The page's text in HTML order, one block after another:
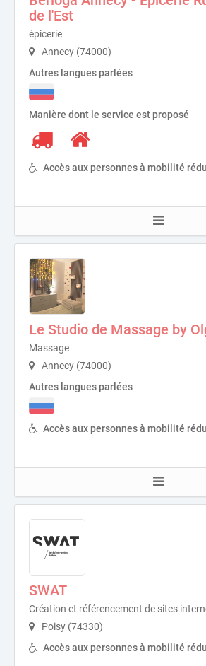
de l'Est
épicerie
Annecy (74000)
Autres langues parlées
Manière dont le service est proposé
Accès aux personnes à mobilité
Le Studio de Massage by
Massage
Annecy (74000)
Autres langues parlées
Accès aux personnes à mobilité
SWAT
Création et référencement de sites
Poisy (74330)
Accès aux personnes à mobilité